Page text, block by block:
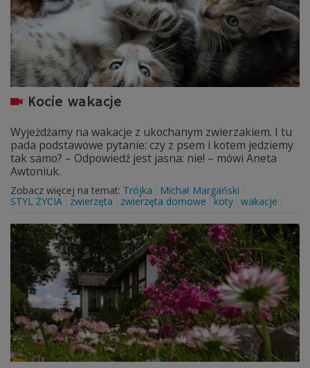
Kocie wakacje
Wyjeżdżamy na wakacje z ukochanym zwierzakiem. I tu
pada podstawowe pytanie: czy z psem i kotem jedziemy
tak samo? – Odpowiedź jest jasna: nie! – mówi Aneta
Awtoniuk.
Zobacz więcej na temat: Trójka
Michał Margański
STYL ŻYCIA
zwierzęta zwierzęta domowe koty wakacje